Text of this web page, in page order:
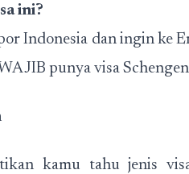
ini?
Indonesia dan ingin ke
punya visa
kamu tahu jenis